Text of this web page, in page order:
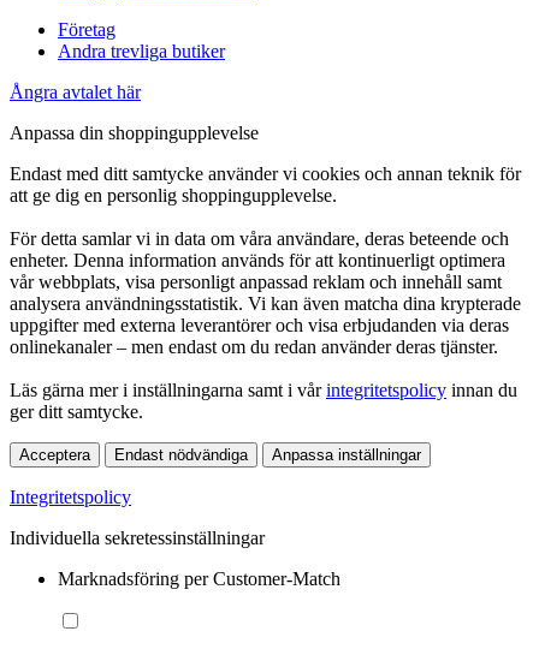
Företag
Andra trevliga butiker
Ångra avtalet här
Anpassa din shoppingupplevelse
Endast med ditt samtycke använder vi cookies och annan teknik för
att ge dig en personlig shoppingupplevelse.
För detta samlar vi in data om våra användare, deras beteende och
enheter. Denna information används för att kontinuerligt optimera
vår webbplats, visa personligt anpassad reklam och innehåll samt
analysera användningsstatistik. Vi kan även matcha dina krypterade
uppgifter med externa leverantörer och visa erbjudanden via deras
onlinekanaler – men endast om du redan använder deras tjänster.
Läs gärna mer i inställningarna samt i vårintegritetspolicy innan du
ger ditt samtycke.
Acceptera Endast nödvändiga Anpassa inställningar
Integritetspolicy
Individuella sekretessinställningar
Marknadsföring per Customer-Match